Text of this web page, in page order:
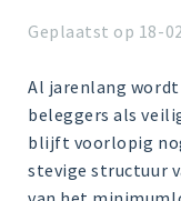
Geplaatst op 18-
Al jarenlang
beleggers als
blijft voorlopig
stevige structuur